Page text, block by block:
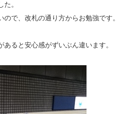
。
で、改札の通り方からお勉強です。
ると安心感がずいぶん違います。